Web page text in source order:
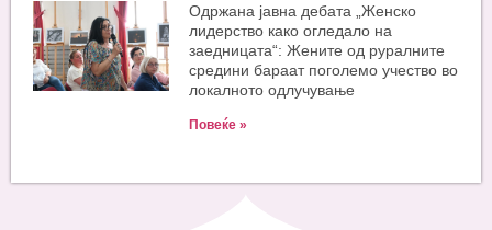
Одржана јавна дебата „Женско
лидерство како огледало на
заедницата“: Жените од руралните
средини бараат поголемо учество во
локалното одлучување
Повеќе »